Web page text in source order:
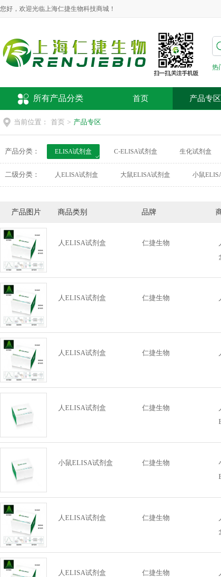
您好，欢迎光临上海仁捷生物科技商城！
热
所有产品分类 首页 产品专区
当前位置： 首页 > 产品专区
产品分类： ELISA试剂盒 C-ELISA试剂盒 生化试剂盒
二级分类：
人ELISA试剂盒 大鼠ELISA试剂盒 小鼠
仓鼠ELISA试剂盒 植物ELISA试剂盒 其他
产品图片 商品类别 品牌
人ELISA试剂盒 仁捷生物
人ELISA试剂盒 仁捷生物
人ELISA试剂盒 仁捷生物
人ELISA试剂盒 仁捷生物
小鼠ELISA试剂盒 仁捷生物
人ELISA试剂盒 仁捷生物
人ELISA试剂盒 仁捷生物